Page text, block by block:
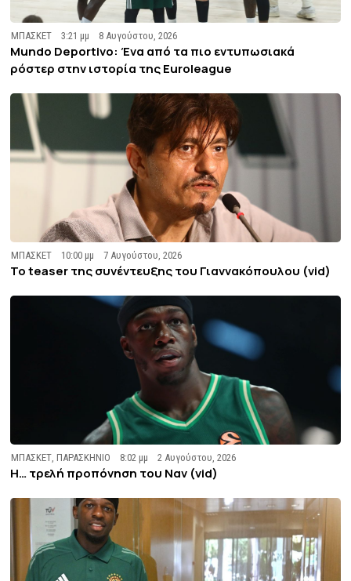
ΜΠΑΣΚΕΤ 3:21 μμ 8 Αυγούστου, 2026
Mundo Deportivo: Ένα από τα πιο εντυπωσιακά
ρόστερ στην ιστορία της Euroleague
ΜΠΑΣΚΕΤ 10:00 μμ 7 Αυγούστου, 2026
To teaser της συνέντευξης του Γιαννακόπουλου (vid)
ΜΠΑΣΚΕΤ,ΠΑΡΑΣΚΗΝΙΟ 8:02 μμ 2 Αυγούστου, 2026
Η… τρελή προπόνηση του Ναν (vid)